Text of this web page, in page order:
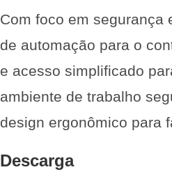
Com foco em segurança
de automação para o
e acesso simplificado
ambiente de trabalho
design ergonômico para
Descarga